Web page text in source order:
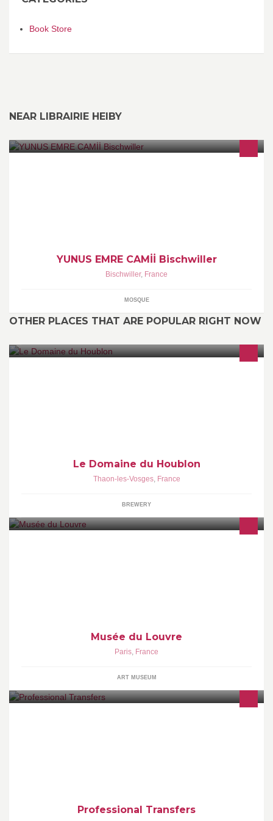
Book Store
NEAR LIBRAIRIE HEIBY
YUNUS EMRE CAMİİ Bischwiller
Bischwiller, France
MOSQUE
OTHER PLACES THAT ARE POPULAR RIGHT NOW
Le Domaine du Houblon
Thaon-les-Vosges, France
BREWERY
Musée du Louvre
Paris, France
ART MUSEUM
Professional Transfers